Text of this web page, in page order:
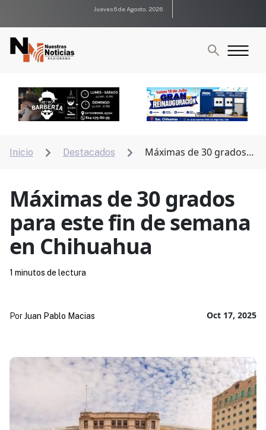
Jueves 6 de Agosto, 2026
Inicio  Destacados 
Máximas de 30 grados
Máximas de 30 grados
para este fin de semana
en Chihuahua
Oct 17, 2025
PorJuan Pablo Macias
1 minutos de lectura